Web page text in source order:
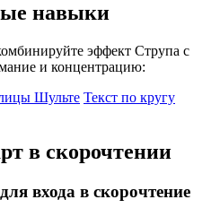
навыки
эффект Струпа с
и концентрацию:
Шульте Текст по кругу
в скорочтении
входа в скорочтение